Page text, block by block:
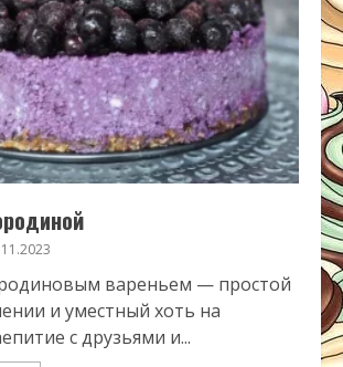
вареньем — простой
и уместный хоть на
с друзьями и...